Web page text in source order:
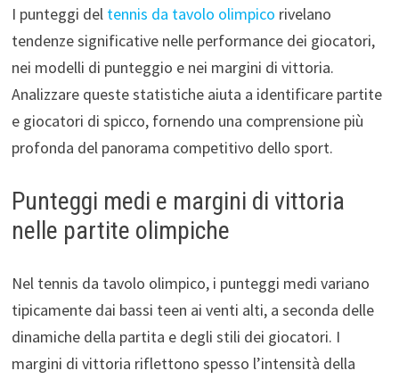
I punteggi del tennis da tavolo olimpico rivelano
tendenze significative nelle performance dei giocatori,
nei modelli di punteggio e nei margini di vittoria.
Analizzare queste statistiche aiuta a identificare partite
e giocatori di spicco, fornendo una comprensione più
profonda del panorama competitivo dello sport.
Punteggi medi e margini di vittoria
nelle partite olimpiche
Nel tennis da tavolo olimpico, i punteggi medi variano
tipicamente dai bassi teen ai venti alti, a seconda delle
dinamiche della partita e degli stili dei giocatori. I
margini di vittoria riflettono spesso l’intensità della